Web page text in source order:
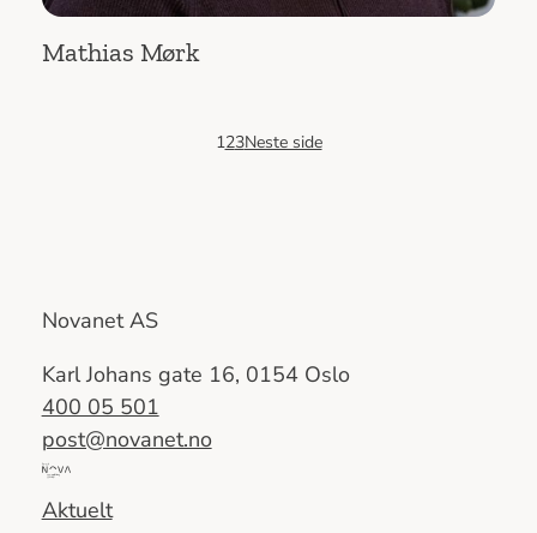
Mathias Mørk
123Neste side
Novanet AS
Karl Johans gate 16, 0154 Oslo
400 05 501
post@novanet.no
Del
av
Aktuelt